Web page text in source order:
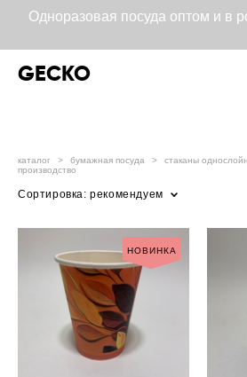
Одноразовая посуда оптом и в
GECKO
каталог > бумажная посуда >
стаканы
производство
Сортировка: рекомендуем
НОВИНКА